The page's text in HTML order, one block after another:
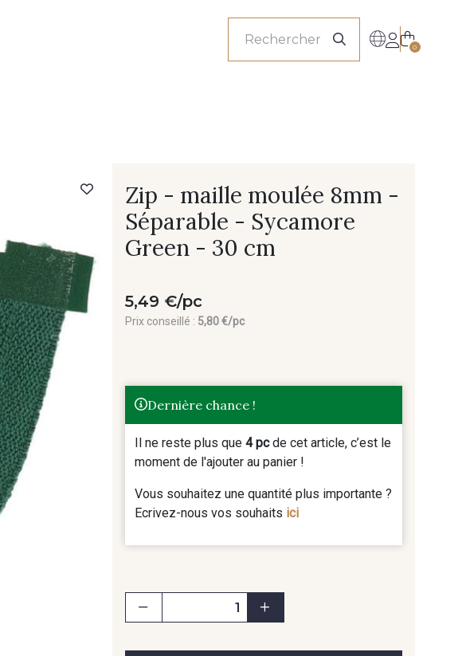
0
Zip - maille moulée 8mm -
Séparable - Sycamore
Green - 30 cm
5,49 €/pc
Prix conseillé : 5,80 €/pc
Dernière chance !
Il ne reste plus que 4 pcde cet article, c’est le
moment de l'ajouter au panier !
Vous souhaitez une quantité plus importante ?
Ecrivez-nous vos souhaits ici